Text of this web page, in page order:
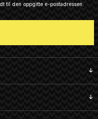
til den oppgitte e-postadressen.